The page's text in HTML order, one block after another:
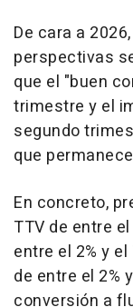
De cara a
perspectivas
que el "buen
trimestre y el
segundo
que
En concreto,
TTV de entre
entre el 2% y
de entre el 2%
conversión a